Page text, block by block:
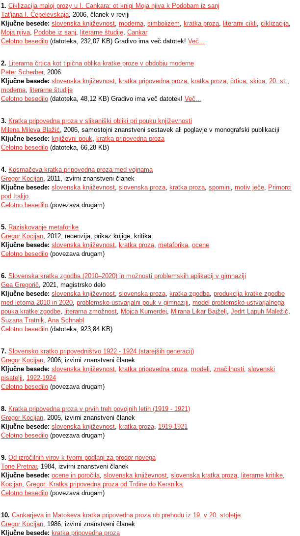
1. Ciklizacija maloj prozy u I. Cankara: ot knigi Moja njiva k Podobam iz sanj
Tatʹjana I. Čepelevskaja, 2006, članek v reviji
Ključne besede: slovenska književnost, moderna, simbolizem, kratka proza, literarni cikli, ciklizacija,
Moja njiva, Podobe iz sanj, literarne študije, Cankar
Celotno besedilo (datoteka, 232,07 KB) Gradivo ima več datotek! Več...
2. Literarna črtica kot tipična oblika kratke proze v obdobju moderne
Peter Scherber, 2006
Ključne besede: slovenska književnost, kratka pripovedna proza, kratka proza, črtica, skica, 20. st.,
moderna, literarne študije
Celotno besedilo (datoteka, 48,12 KB) Gradivo ima več datotek! Več...
3. Kratka pripovedna proza v slikaniški obliki pri pouku književnosti
Milena Mileva Blažić, 2006, samostojni znanstveni sestavek ali poglavje v monografski publikaciji
Ključne besede: književni pouk, kratka pripovedna proza
Celotno besedilo (datoteka, 66,28 KB)
4. Kosmačeva kratka pripovedna proza med vojnama
Gregor Kocijan, 2011, izvirni znanstveni članek
Ključne besede: slovenska književnost, slovenska proza, kratka proza, spomini, motiv ječe, Primorci
pod Italijo
Celotno besedilo (povezava drugam)
5. Raziskovanje metaforike
Gregor Kocijan, 2012, recenzija, prikaz knjige, kritika
Ključne besede: slovenska književnost, kratka proza, metaforika, ocene
Celotno besedilo (povezava drugam)
6. Slovenska kratka zgodba (2010–2020) in možnosti problemskih aplikacij v gimnaziji
Gea Gregorič, 2021, magistrsko delo
Ključne besede: slovenska književnost, slovenska proza, kratka zgodba, produkcija kratke zgodbe
med letoma 2010 in 2020, problemsko-ustvarjalni pouk v gimnaziji, model problemsko-ustvarjalnega
pouka kratke zgodbe, literarna zmožnost, Mojca Kumerdej, Mirana Likar Bajželj, Jedrt Lapuh Maležič,
Suzana Tratnik, Ana Schnabl
Celotno besedilo (datoteka, 923,84 KB)
7. Slovensko kratko pripovedništvo 1922 - 1924 (starejših generacij)
Gregor Kocijan, 2006, izvirni znanstveni članek
Ključne besede: slovenska književnost, kratka pripovedna proza, modeli, značilnosti, slovenski
pisatelji, 1922-1924
Celotno besedilo (povezava drugam)
8. Kratka pripovedna proza v prvih treh povojnih letih (1919 - 1921)
Gregor Kocijan, 2005, izvirni znanstveni članek
Ključne besede: slovenska književnost, kratka proza, 1919-1921
Celotno besedilo (povezava drugam)
9. Od izročilnih virov k tvorni podlagi za prodor novega
Tone Pretnar, 1984, izvirni znanstveni članek
Ključne besede: ocene in poročila, slovenska književnost, slovenska kratka proza, literarne kritike,
Kocijan, Gregor: Kratka pripovedna proza od Trdine do Kersnika
Celotno besedilo (povezava drugam)
10. Cankarjeva in Matoševa kratka pripovedna proza ob prehodu iz 19. v 20. stoletje
Gregor Kocijan, 1986, izvirni znanstveni članek
Ključne besede: kratka pripovedna proza